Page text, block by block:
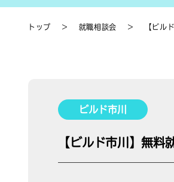
トップ ＞ 就職相談会 ＞ 【ビル
ビルド市川
【ビルド市川】無